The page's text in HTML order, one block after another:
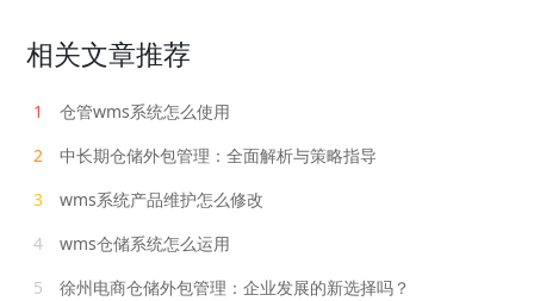
相关文章推荐
1
仓管wms系统怎么使用
2
中长期仓储外包管理：全面解析与策略指导
3
wms系统产品维护怎么修改
4
wms仓储系统怎么运用
5
徐州电商仓储外包管理：企业发展的新选择吗？